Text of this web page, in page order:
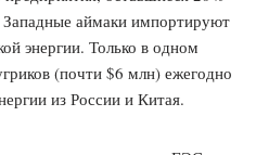
аймаки импортируют
энергии. Только в одном
(почти $6 млн) ежегодно
из России и Китая.